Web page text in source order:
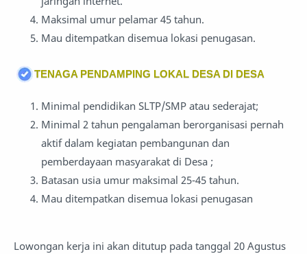
Maksimal umur pelamar 45 tahun.
Mau ditempatkan disemua lokasi penugasan.
TENAGA PENDAMPING LOKAL DESA DI DESA
Minimal pendidikan SLTP/SMP atau sederajat;
Minimal 2 tahun pengalaman berorganisasi pernah
aktif dalam kegiatan pembangunan dan
pemberdayaan masyarakat di Desa ;
Batasan usia umur maksimal 25-45 tahun.
Mau ditempatkan disemua lokasi penugasan
Lowongan kerja ini akan ditutup pada tanggal 20 Agustus